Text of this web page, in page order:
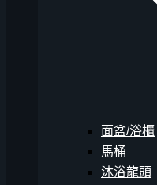
面盆/浴櫃
馬桶
沐浴龍頭